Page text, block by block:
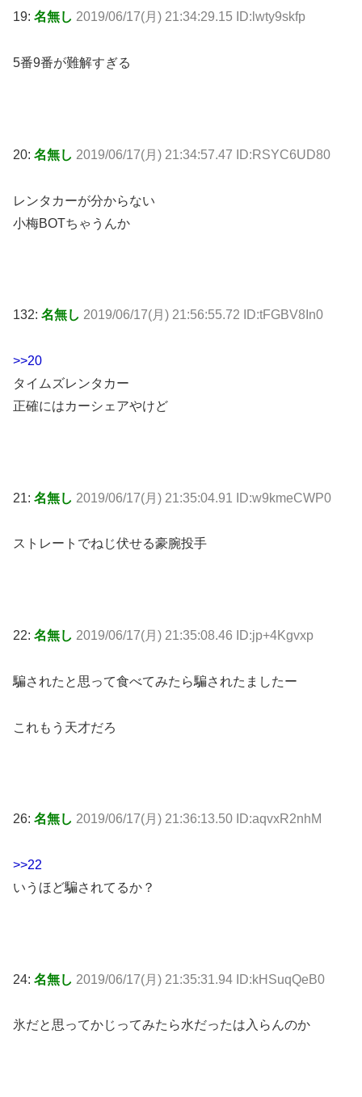
19: 名無し 2019/06/17(月) 21:34:29.15 ID:lwty9skfp
5番9番が難解すぎる
20: 名無し 2019/06/17(月) 21:34:57.47 ID:RSYC6UD80
レンタカーが分からない
小梅BOTちゃうんか
132: 名無し 2019/06/17(月) 21:56:55.72 ID:tFGBV8In0
>>20
タイムズレンタカー
正確にはカーシェアやけど
21: 名無し 2019/06/17(月) 21:35:04.91 ID:w9kmeCWP0
ストレートでねじ伏せる豪腕投手
22: 名無し 2019/06/17(月) 21:35:08.46 ID:jp+4Kgvxp
騙されたと思って食べてみたら騙されたましたー
これもう天才だろ
26: 名無し 2019/06/17(月) 21:36:13.50 ID:aqvxR2nhM
>>22
いうほど騙されてるか？
24: 名無し 2019/06/17(月) 21:35:31.94 ID:kHSuqQeB0
氷だと思ってかじってみたら水だったは入らんのか